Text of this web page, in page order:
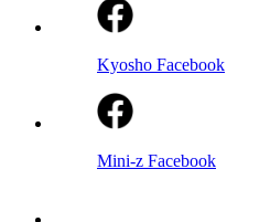
Kyosho Facebook
Mini-z Facebook